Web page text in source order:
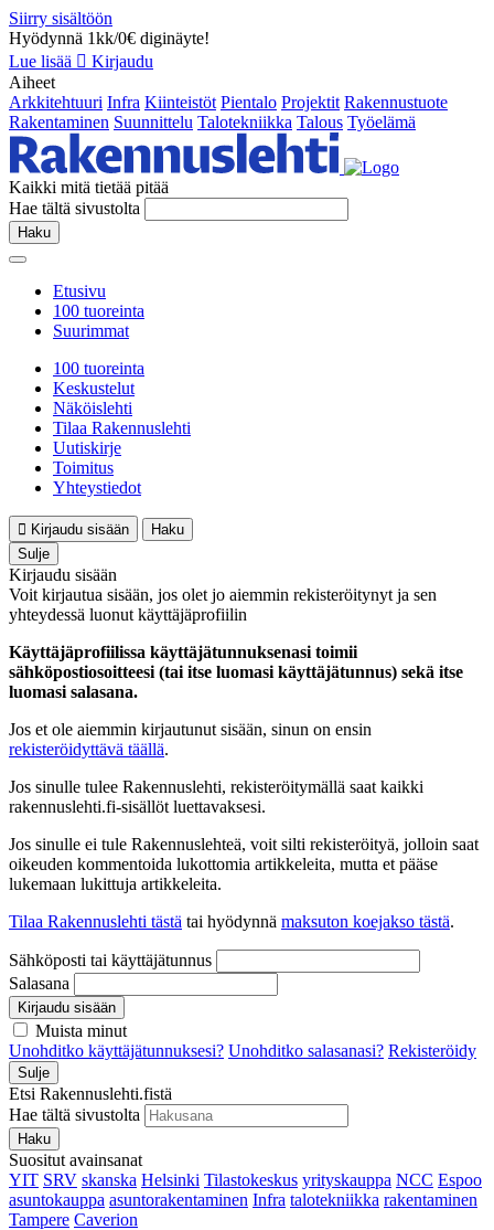
Siirry sisältöön
Hyödynnä 1kk/0€ diginäyte!
Lue lisää
Kirjaudu
Aiheet
Arkkitehtuuri Infra Kiinteistöt Pientalo Projektit Rakennustuote
Rakentaminen Suunnittelu Talotekniikka Talous Työelämä
Kaikki mitä tietää pitää
Hae tältä sivustolta
Haku
Etusivu
100 tuoreinta
Suurimmat
100 tuoreinta
Keskustelut
Näköislehti
Tilaa Rakennuslehti
Uutiskirje
Toimitus
Yhteystiedot
Kirjaudu sisään
Haku
Sulje
Kirjaudu sisään
Voit kirjautua sisään, jos olet jo aiemmin rekisteröitynyt ja sen
yhteydessä luonut käyttäjäprofiilin
Käyttäjäprofiilissa käyttäjätunnuksenasi toimii
sähköpostiosoitteesi (tai itse luomasi käyttäjätunnus) sekä itse
luomasi salasana.
Jos et ole aiemmin kirjautunut sisään, sinun on ensin
rekisteröidyttävä täällä.
Jos sinulle tulee Rakennuslehti, rekisteröitymällä saat kaikki
rakennuslehti.fi-sisällöt luettavaksesi.
Jos sinulle ei tule Rakennuslehteä, voit silti rekisteröityä, jolloin saat
oikeuden kommentoida lukottomia artikkeleita, mutta et pääse
lukemaan lukittuja artikkeleita.
Tilaa Rakennuslehti tästä tai hyödynnä maksuton koejakso tästä.
Sähköposti tai käyttäjätunnus
Salasana
Kirjaudu sisään
Muista minut
Unohditko käyttäjätunnuksesi? Unohditko salasanasi? Rekisteröidy
Sulje
Etsi Rakennuslehti.fistä
Hae tältä sivustolta
Haku
Suositut avainsanat
YIT SRV skanska Helsinki Tilastokeskus yrityskauppa NCC Espoo
asuntokauppa asuntorakentaminen Infra talotekniikka rakentaminen
Tampere Caverion